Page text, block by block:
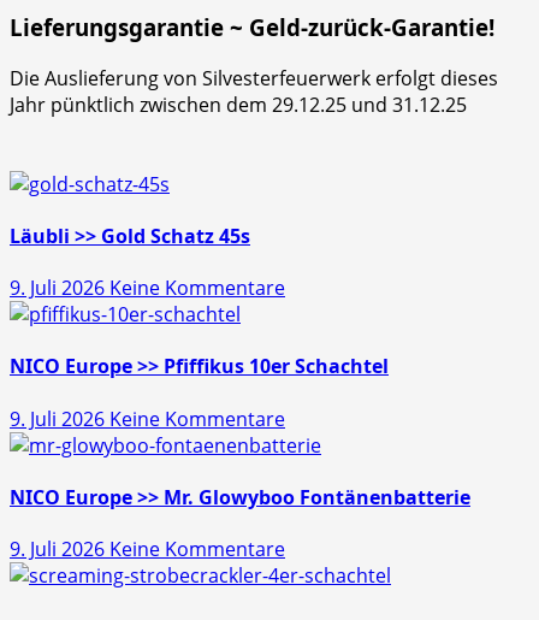
Lieferungsgarantie ~ Geld-zurück-Garantie!
Die Auslieferung von Silvesterfeuerwerk erfolgt dieses
Jahr pünktlich zwischen dem 29.12.25 und 31.12.25
Läubli >> Gold Schatz 45s
9. Juli 2026 Keine Kommentarezu
Gold
45s
NICO Europe >> Pfiffikus 10er Schachtel
9. Juli 2026 Keine Kommentarezu
NICO
>>
10er
Schachtel
NICO Europe >> Mr. Glowyboo Fontänenbatterie
9. Juli 2026 Keine Kommentarezu
NICO